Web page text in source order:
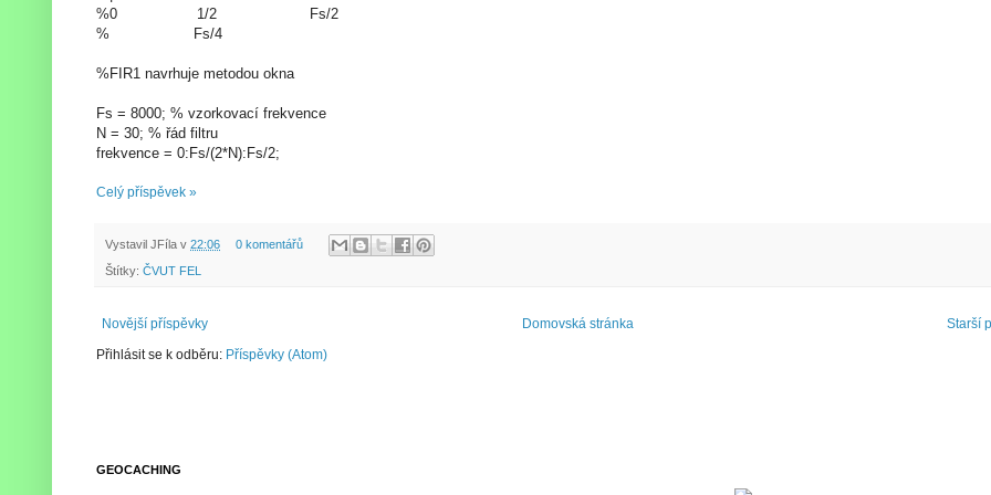
%0 1/2 Fs/2
% Fs/4
%FIR1 navrhuje metodou okna
Fs = 8000; % vzorkovací frekvence
N = 30; % řád filtru
frekvence = 0:Fs/(2*N):Fs/2;
Celý příspěvek »
Vystavil JFíla v 22:06 0 komentářů
Štítky: ČVUT FEL
Novější příspěvky Starší
Domovská stránka
Přihlásit se k odběru: Příspěvky (Atom)
GEOCACHING